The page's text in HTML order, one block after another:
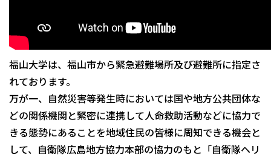
福山大学は、福山市から緊急避難場所及び避難所に指定さ
れております。
万が一、自然災害等発生時においては国や地方公共団体な
どの関係機関と緊密に連携して人命救助活動などに協力で
きる態勢にあることを地域住民の皆様に周知できる機会と
して、自衛隊広島地方協力本部の協力のもと「自衛隊ヘリ